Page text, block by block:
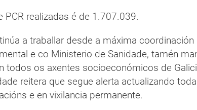
PCR realizadas é de 1.707.039.
a traballar desde a máxima coordinación
e co Ministerio de Sanidade, tamén
todos os axentes socioeconómicos de
reitera que segue alerta actualizando
e en vixilancia permanente.